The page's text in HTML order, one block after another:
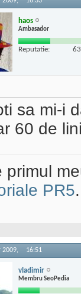
haos
Ambasador
Reputatie: 63
sa mi-i
60 de
primul
PR5.
2009, 16:51
vladimir
Membru SeoPedia